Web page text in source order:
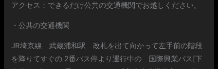
アクセス：できるだけ公共の交通機関でお越しください。
・公共の交通機関
JR埼京線 武蔵浦和駅 改札を出て向かって左手前の階段
を降りてすぐの 2番バス停より運行中の 国際興業バス[下